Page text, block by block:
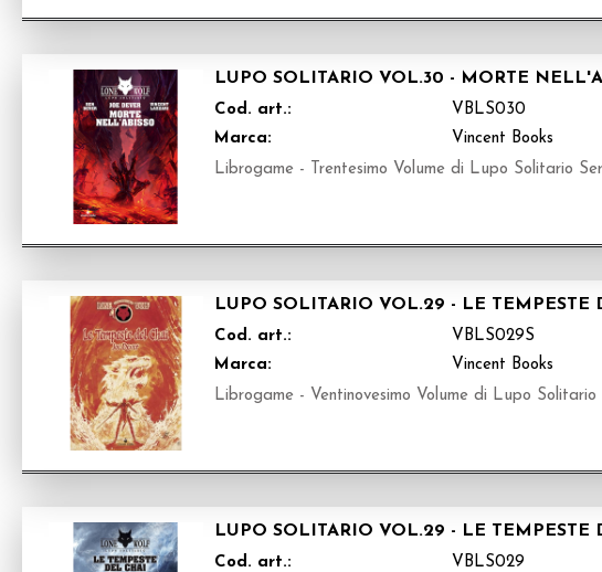
LUPO SOLITARIO VOL.30 - MORTE
Cod. art.:
VBLS030
Marca:
Vincent Books
Librogame - Trentesimo Volume di Lupo Solitario
LUPO SOLITARIO VOL.29 - LE
Cod. art.:
VBLS029S
Marca:
Vincent Books
Librogame - Ventinovesimo Volume di Lupo
LUPO SOLITARIO VOL.29 - LE TEMPESTE
Cod. art.:
VBLS029